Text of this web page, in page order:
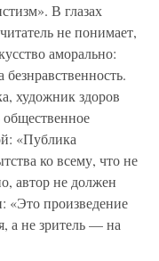
В глазах
не понимает,
аморально:
художник здоров
«Публика
ко всему, что не
автор не должен
«Это произведение
а не зритель — на